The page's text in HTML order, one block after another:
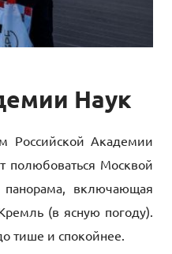
Наук
Российской Академии
полюбоваться Москвой
включающая
(в ясную погоду).
тише и спокойнее.